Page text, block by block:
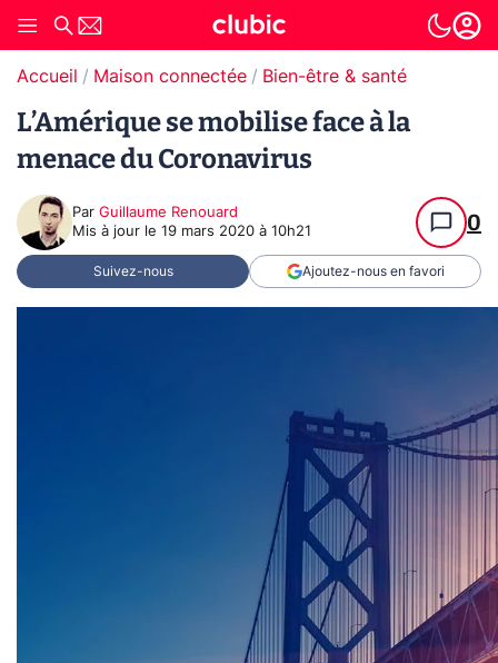
Accueil Maison connectée Bien-être & santé
L’Amérique se mobilise face à la
menace du Coronavirus
Par Guillaume Renouard
Mis à jour le 19 mars 2020 à 10h21 0
Suivez-nous Ajoutez-nous en favori